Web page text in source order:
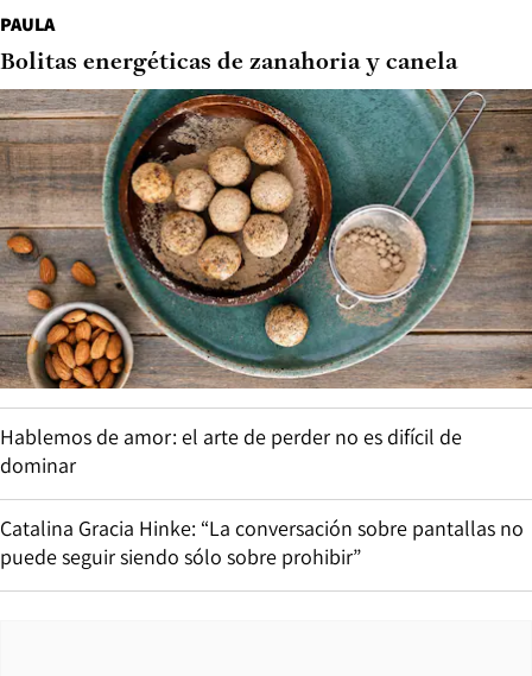
PAULA
Bolitas energéticas de zanahoria y canela
Hablemos de amor: el arte de perder no es difícil de
dominar
Catalina Gracia Hinke: “La conversación sobre pantallas no
puede seguir siendo sólo sobre prohibir”